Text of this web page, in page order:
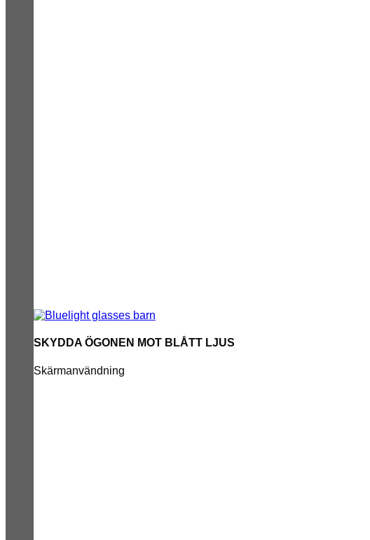
SKYDDA ÖGONEN MOT BLÅTT LJUS
Skärmanvändning